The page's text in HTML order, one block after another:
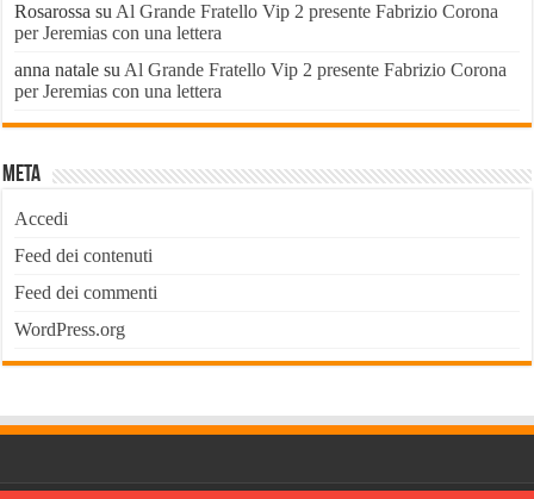
Rosarossa su Al Grande Fratello Vip 2 presente Fabrizio Corona
per Jeremias con una lettera
anna natale su Al Grande Fratello Vip 2 presente Fabrizio Corona
per Jeremias con una lettera
Meta
Accedi
Feed dei contenuti
Feed dei commenti
WordPress.org